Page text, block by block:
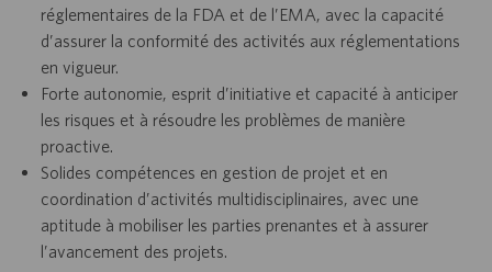
réglementaires de la FDA et de l’EMA, avec la capacité
d’assurer la conformité des activités aux réglementations
en vigueur.
Forte autonomie, esprit d’initiative et capacité à anticiper
les risques et à résoudre les problèmes de manière
proactive.
Solides compétences en gestion de projet et en
coordination d’activités multidisciplinaires, avec une
aptitude à mobiliser les parties prenantes et à assurer
l’avancement des projets.